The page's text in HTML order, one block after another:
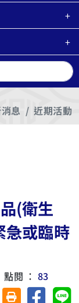
搜
息 近期活動
(衛生
急或臨時
點閱 ：83
友善列印(另開視
分享至